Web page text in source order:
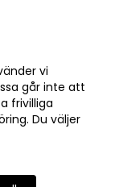
vi
går inte att
frivilliga
Du väljer